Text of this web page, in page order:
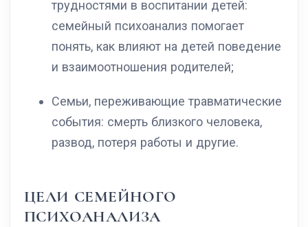
трудностями в воспитании детей:
семейный психоанализ помогает
понять, как влияют на детей поведение
и взаимоотношения родителей;
Семьи, переживающие травматические
события: смерть близкого человека,
развод, потеря работы и другие.
ЦЕЛИ СЕМЕЙНОГО
ПСИХОАНАЛИЗА